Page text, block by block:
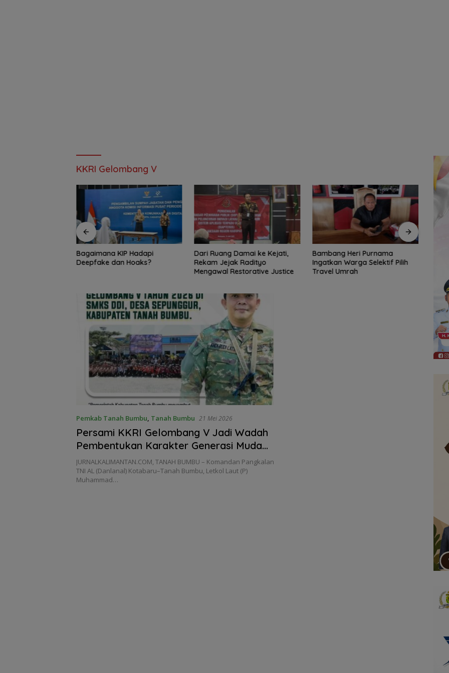
KKRI Gelombang V
Dari Ruang Damai ke Kejati,
Rekam Jejak Radityo
Bambang Heri Purnama
Ingatkan Warga Selektif Pilih
Travel Umrah
Bangun Banua Gandeng Media,
Perkuat Transparansi
Pemkab Tanah Bumbu Tanah Bumbu 21 Mei 2026
Persami KKRI Gelombang V Jadi Wadah
Pembentukan Karakter Generasi Muda
Tanbu
JURNALKALIMANTAN.COM, TANAH BUMBU – Komandan Pangkalan
TNI AL (Danlanal) Kotabaru–Tanah Bumbu, Letkol Laut (P)
Muhammad…